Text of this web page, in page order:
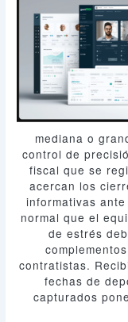
mediana o
control de
fiscal que se
acercan los
informativas
normal que el
de estrés
contratistas.
fechas de
capturados